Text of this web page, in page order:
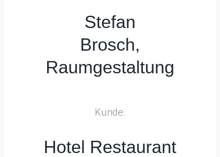
Stefan
Brosch,
Raumgestaltung
Kunde.
Hotel Restaurant